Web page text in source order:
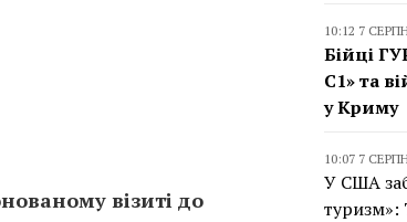
візиті до
10:12 7
Бійці
С1» та
у Криму
10:07 7
У США
туризм»: